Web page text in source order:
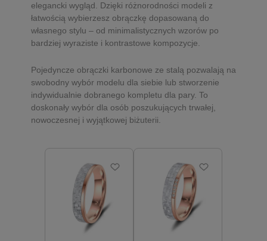
elegancki wygląd. Dzięki różnorodności modeli z
łatwością wybierzesz obrączkę dopasowaną do
własnego stylu – od minimalistycznych wzorów po
bardziej wyraziste i kontrastowe kompozycje.
Pojedyncze obrączki karbonowe ze stalą pozwalają na
swobodny wybór modelu dla siebie lub stworzenie
indywidualnie dobranego kompletu dla pary. To
doskonały wybór dla osób poszukujących trwałej,
nowoczesnej i wyjątkowej biżuterii.